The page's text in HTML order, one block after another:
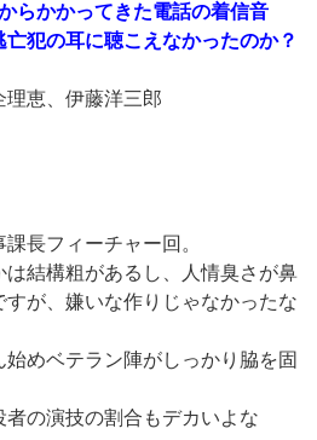
らかかってきた電話の着信音
犯の耳に聴こえなかったのか？
恵、伊藤洋三郎
長フィーチャー回。
結構粗があるし、人情臭さが鼻
が、嫌いな作りじゃなかったな
めベテラン陣がしっかり脇を固
の演技の割合もデカいよな